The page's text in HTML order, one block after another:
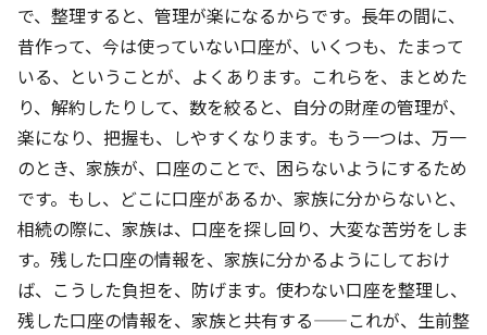
で、整理すると、管理が楽になるからです。長年の間に、
昔作って、今は使っていない口座が、いくつも、たまって
いる、ということが、よくあります。これらを、まとめた
り、解約したりして、数を絞ると、自分の財産の管理が、
楽になり、把握も、しやすくなります。もう一つは、万一
のとき、家族が、口座のことで、困らないようにするため
です。もし、どこに口座があるか、家族に分からないと、
相続の際に、家族は、口座を探し回り、大変な苦労をしま
す。残した口座の情報を、家族に分かるようにしておけ
ば、こうした負担を、防げます。使わない口座を整理し、
残した口座の情報を、家族と共有する——これが、生前整